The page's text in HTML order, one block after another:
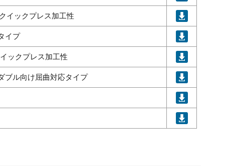
イックプレス加工性
イプ
ックプレス加工性
ブル向け屈曲対応タイプ